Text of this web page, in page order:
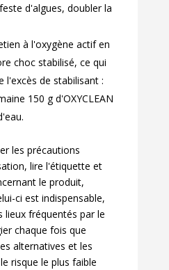
d'algues, doubler la
à l'oxygène actif en
choc stabilisé, ce qui
l'excès de stabilisant :
150 g d'OXYCLEAN
les précautions
lire l'étiquette et
le produit,
ci est indispensable,
fréquentés par le
chaque fois que
alternatives et les
risque le plus faible